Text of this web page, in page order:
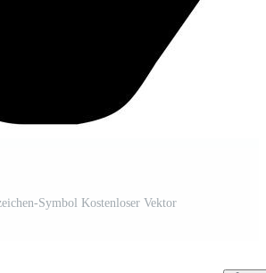
Symbol Kostenloser Vektor